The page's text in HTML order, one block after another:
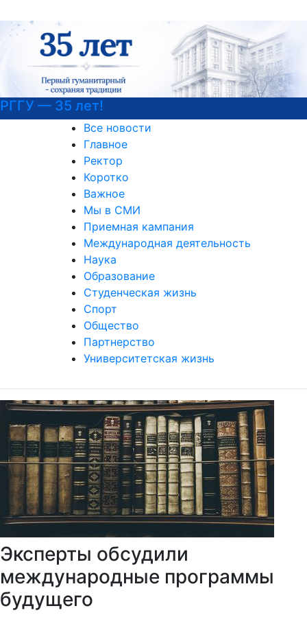
Психологическая служба РГГУ
Все новости
Главное
Ректор
Коротко
Важное
Мы в СМИ
Приемная кампания
Международная деятельность
Наука
Образование
Студенческая жизнь
Спорт
Общество
Партнерство
Университетская жизнь
Эксперты обсудили
международные программы
будущего